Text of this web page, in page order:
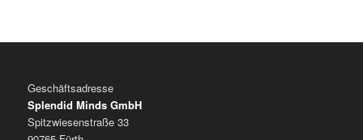
Geschäftsadresse
Splendid Minds GmbH
Spitzwiesenstraße 33